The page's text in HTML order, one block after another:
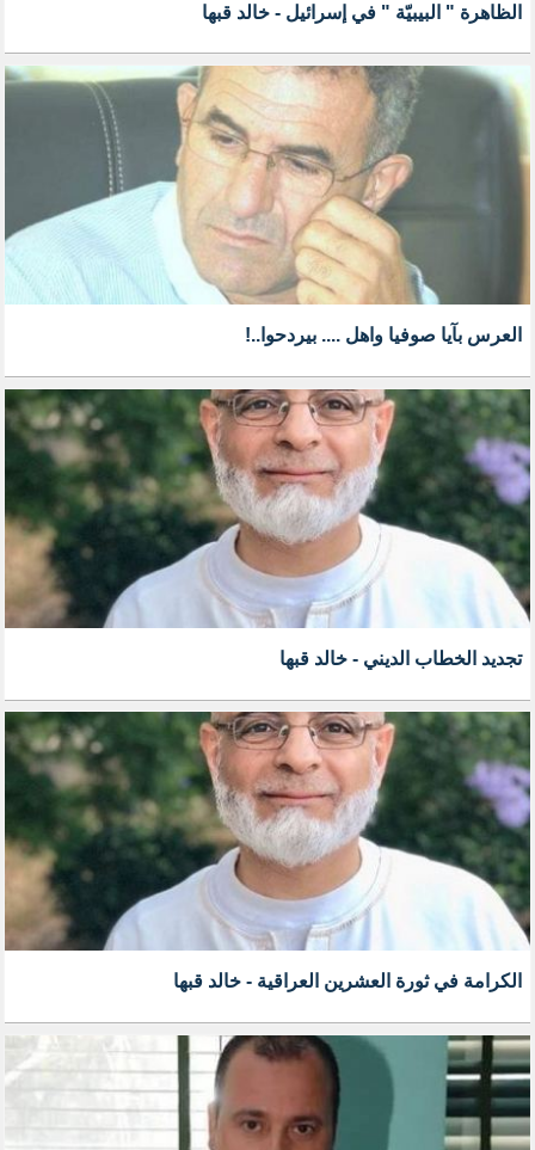
الظاهرة " البيبيّة " في إسرائيل - خالد قبها
العرس بآيا صوفيا واهل .... بيردحوا..!
تجديد الخطاب الديني - خالد قبها
الكرامة في ثورة العشرين العراقية - خالد قبها